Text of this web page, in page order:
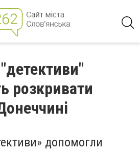
розкривати
допомогли